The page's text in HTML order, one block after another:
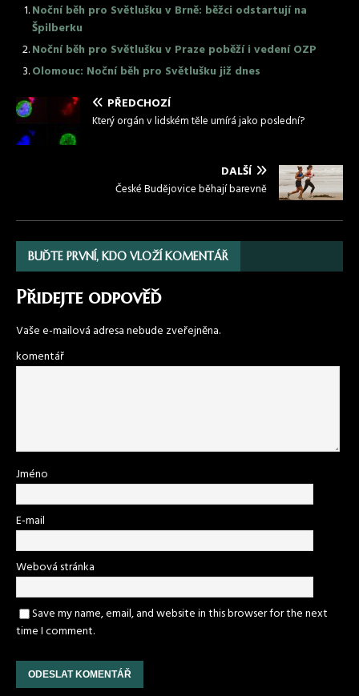
Noční běh pro Světlušku v Brně: běžci odstartují na
Špilberku
Noční běh pro Světlušku v Praze poběží i vedení OZP
Olomouc: Noční běh pro Světlušku již dnes
PŘEDCHOZÍ
Který orgán v lidském těle umírá jako poslední?
DALŠÍ
České Budějovice běhají barevně
BUĎTE PRVNÍ, KDO VLOŽÍ KOMENTÁŘ
Přidejte odpověď
Vaše e-mailová adresa nebude zveřejněna.
komentář
Jméno
E-mail
Webová stránka
Save my name, email, and website in this browser for the next
time I comment.